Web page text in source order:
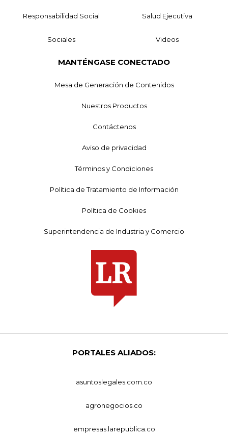
Responsabilidad Social Salud Ejecutiva
Sociales Videos
MANTÉNGASE CONECTADO
Mesa de Generación de Contenidos
Nuestros Productos
Contáctenos
Aviso de privacidad
Términos y Condiciones
Política de Tratamiento de Información
Política de Cookies
Superintendencia de Industria y Comercio
PORTALES ALIADOS:
asuntoslegales.com.co
agronegocios.co
empresas.larepublica.co